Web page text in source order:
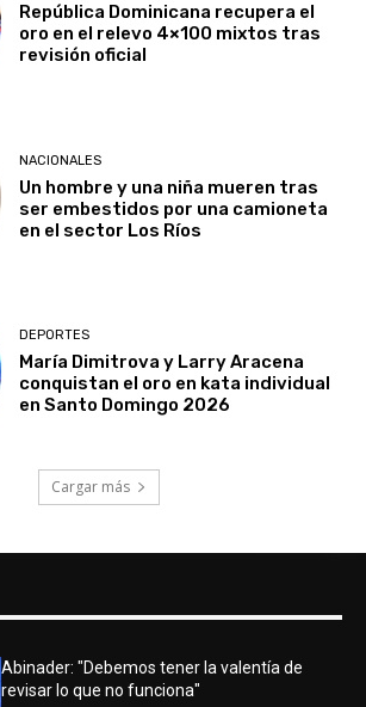
República Dominicana recupera el
oro en el relevo 4×100 mixtos tras
revisión oficial
NACIONALES
Un hombre y una niña mueren tras
ser embestidos por una camioneta
en el sector Los Ríos
DEPORTES
María Dimitrova y Larry Aracena
conquistan el oro en kata individual
en Santo Domingo 2026
Cargar más
Abinader: "Debemos tener la valentía de
revisar lo que no funciona"